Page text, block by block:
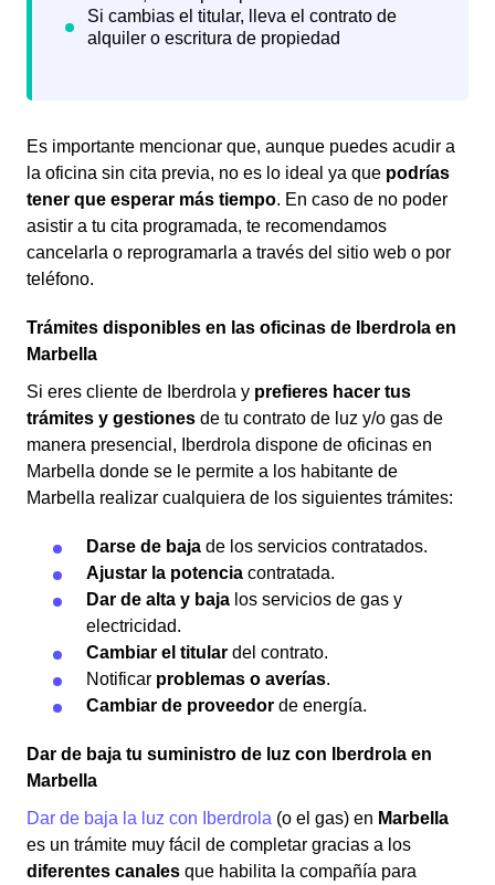
Es importante mencionar que, aunque puedes acudir a
la oficina sin cita previa, no es lo ideal ya que podrías
tener que esperar más tiempo. En caso de no poder
asistir a tu cita programada, te recomendamos
cancelarla o reprogramarla a través del sitio web o por
teléfono.
Trámites disponibles en las oficinas de Iberdrola en
Marbella
Si eres cliente de Iberdrola y prefieres hacer tus
trámites y gestiones de tu contrato de luz y/o gas de
manera presencial, Iberdrola dispone de oficinas en
Marbella donde se le permite a los habitante de
Marbella realizar cualquiera de los siguientes trámites:
Darse de baja de los servicios contratados.
Ajustar la potencia contratada.
Dar de alta y baja los servicios de gas y
electricidad.
Cambiar el titular del contrato.
Notificar problemas o averías.
Cambiar de proveedor de energía.
Dar de baja tu suministro de luz con Iberdrola en
Marbella
Dar de baja la luz con Iberdrola (o el gas) en Marbella
es un trámite muy fácil de completar gracias a los
diferentes canales que habilita la compañía para